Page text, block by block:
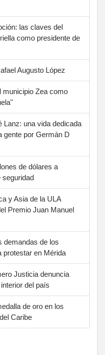
las claves del
como presidente de
Augusto López
municipio Zea como
Lanz: una vida dedicada
gente por Germán D
de dólares a
seguridad
y Asia de la ULA
Premio Juan Manuel
demandas de los
protestar en Mérida
Justicia denuncia
del país
de oro en los
Caribe